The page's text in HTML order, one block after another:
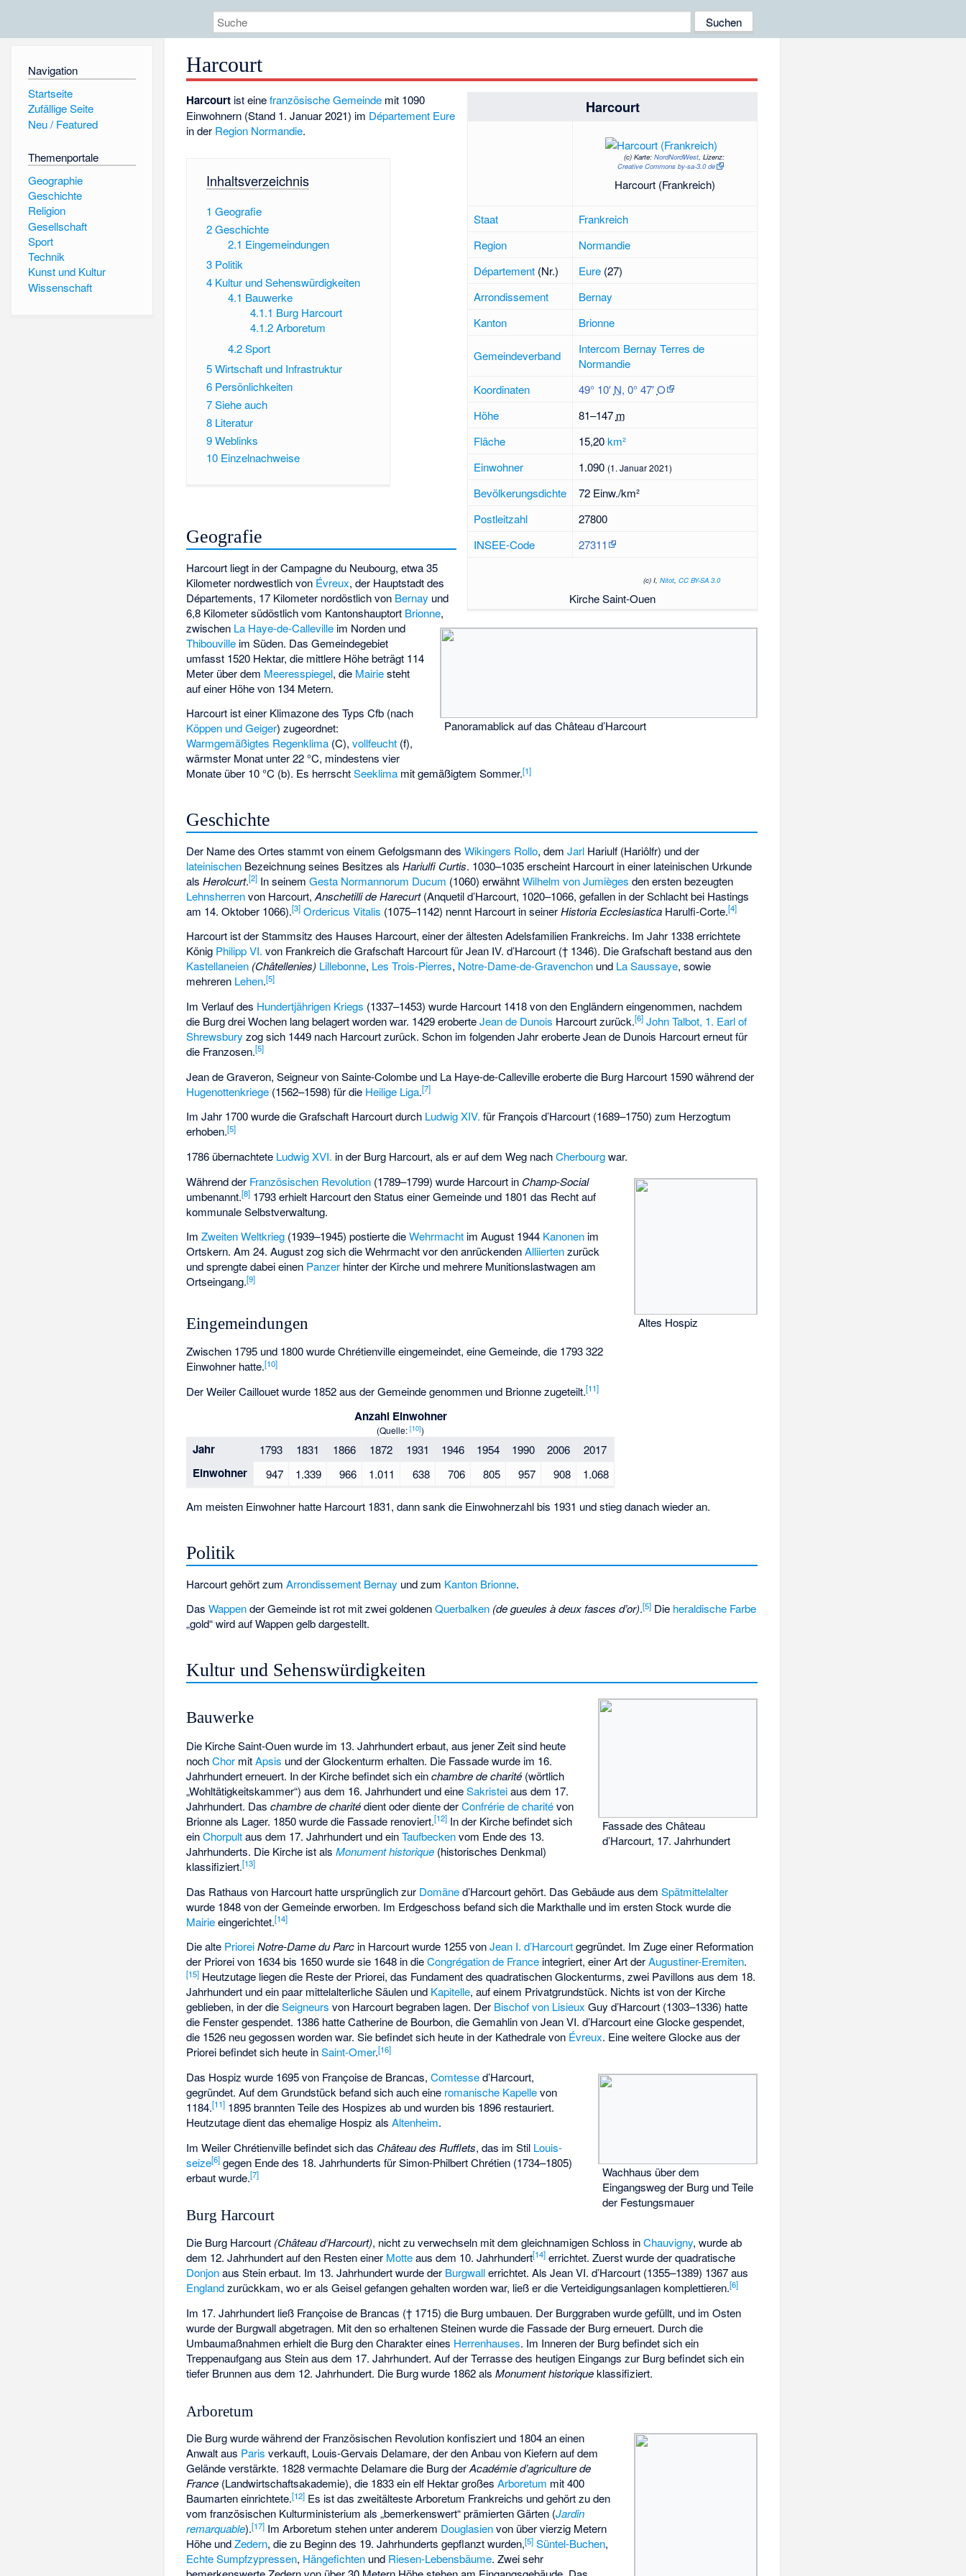
Navigation
Startseite
Zufällige Seite
Neu / Featured
Themenportale
Geographie
Geschichte
Religion
Gesellschaft
Sport
Technik
Kunst und Kultur
Wissenschaft
Harcourt
Harcourt
(c) Karte: NordNordWest, Lizenz:
Creative Commons by-sa-3.0 de
Harcourt (Frankreich)
Staat
Frankreich
Region
Normandie
Département(Nr.) Eure(27)
Arrondissement
Bernay
Kanton
Brionne
Gemeindeverband
Intercom Bernay Terres de
Normandie
Koordinaten
49° 10′ N, 0° 47′O
Höhe
81–147 m
Fläche
15,20km²
Einwohner
1.090 (1. Januar 2021)
Bevölkerungsdichte
72 Einw./km²
Postleitzahl
27800
INSEE-Code
27311
(c) I,Nitot,CC BY-SA 3.0
Kirche Saint-Ouen
Harcourt ist einefranzösische Gemeinde mit 1090
Einwohnern (Stand 1. Januar 2021) im Département Eure
in der Region Normandie.
Panoramablick auf das Château d’Harcourt
Inhaltsverzeichnis
1 Geografie
2Geschichte
2.1 Eingemeindungen
3 Politik
4 Kultur und Sehenswürdigkeiten
4.1 Bauwerke
4.1.1 Burg Harcourt
4.1.2 Arboretum
4.2 Sport
5Wirtschaft und Infrastruktur
6 Persönlichkeiten
7Siehe auch
8 Literatur
9Weblinks
10 Einzelnachweise
Geografie
Harcourt liegt in derCampagne du Neubourg, etwa 35
Kilometer nordwestlich von Évreux, der Hauptstadt des
Départements, 17 Kilometer nordöstlich von Bernay und
6,8 Kilometer südöstlich vom Kantonshauptort Brionne,
zwischen La Haye-de-Calleville im Norden und
Thibouville im Süden. Das Gemeindegebiet
umfasst 1520 Hektar, die mittlere Höhe beträgt 114
Meter über dem Meeresspiegel, die Mairiesteht
auf einer Höhe von 134 Metern.
Harcourt ist einer Klimazone des Typs Cfb (nach
Köppen und Geiger) zugeordnet:
Warmgemäßigtes Regenklima (C),vollfeucht (f),
wärmster Monat unter 22 °C, mindestens vier
Monate über 10 °C (b). Es herrschtSeeklima mit gemäßigtem Sommer.[1]
Geschichte
Der Name des Ortes stammt von einem Gefolgsmann desWikingers Rollo, demJarl Hariulf (Hariôlfr) und der
lateinischen Bezeichnung seines Besitzes alsHariulfi Curtis. 1030–1035 erscheint Harcourt in einer lateinischen Urkunde
alsHerolcurt.[2] In seinemGesta Normannorum Ducum (1060) erwähntWilhelm von Jumièges den ersten bezeugten
Lehnsherrenvon Harcourt,Anschetilli de Harecurt(Anquetil d’Harcourt, 1020–1066, gefallen in der Schlacht bei Hastings
am 14. Oktober 1066).[3] Ordericus Vitalis (1075–1142) nennt Harcourt in seinerHistoria Ecclesiastica Harulfi-Corte.[4]
Harcourt ist der Stammsitz des Hauses Harcourt, einer der ältesten Adelsfamilien Frankreichs. Im Jahr 1338 errichtete
König Philipp VI. von Frankreich die Grafschaft Harcourt fürJean IV. d’Harcourt († 1346). Die Grafschaft bestand aus den
Kastellaneien (Châtellenies) Lillebonne, Les Trois-Pierres, Notre-Dame-de-Gravenchon und La Saussaye, sowie
mehreren Lehen.[5]
Im Verlauf des Hundertjährigen Kriegs (1337–1453) wurde Harcourt 1418 von den Engländern eingenommen, nachdem
die Burg drei Wochen lang belagert worden war. 1429 eroberteJean de Dunois Harcourt zurück.[6] John Talbot, 1. Earl of
Shrewsbury zog sich 1449 nach Harcourt zurück. Schon im folgenden Jahr eroberte Jean de Dunois Harcourt erneut für
die Franzosen.[5]
Jean de Graveron, Seigneur von Sainte-Colombe und La Haye-de-Calleville eroberte die Burg Harcourt 1590 während der
Hugenottenkriege (1562–1598) für die Heilige Liga.[7]
Im Jahr 1700 wurde die Grafschaft Harcourt durch Ludwig XIV. für François d’Harcourt (1689–1750) zum Herzogtum
erhoben.[5]
1786 übernachtete Ludwig XVI. in der Burg Harcourt, als er auf dem Weg nachCherbourgwar.
Altes Hospiz
Während der Französischen Revolution (1789–1799) wurde Harcourt in Champ-Social
umbenannt.[8] 1793 erhielt Harcourt den Status einer Gemeinde und 1801 das Recht auf
kommunale Selbstverwaltung.
ImZweiten Weltkrieg (1939–1945) postierte dieWehrmacht im August 1944 Kanonen im
Ortskern. Am 24. August zog sich die Wehrmacht vor den anrückendenAlliiertenzurück
und sprengte dabei einen Panzer hinter der Kirche und mehrere Munitionslastwagen am
Ortseingang.[9]
Eingemeindungen
Zwischen 1795 und 1800 wurde Chrétienville eingemeindet, eine Gemeinde, die 1793 322
Einwohner hatte.[10]
Der Weiler Caillouet wurde 1852 aus der Gemeinde genommen und Brionne zugeteilt.[11]
Anzahl Einwohner
(Quelle:[10])
Jahr 1793 1831 1866 1872 1931 1946 1954 1990 2006 2017
Einwohner 947 1.339 966 1.011 638 706 805 957 908 1.068
Am meisten Einwohner hatte Harcourt 1831, dann sank die Einwohnerzahl bis 1931 und stieg danach wieder an.
Politik
Harcourt gehört zumArrondissement Bernay und zum Kanton Brionne.
DasWappender Gemeinde ist rot mit zwei goldenenQuerbalken (de gueules à deux fasces d’or).[5] Die heraldische Farbe
„gold“ wird auf Wappen gelb dargestellt.
Kultur und Sehenswürdigkeiten
Fassade des Château
d’Harcourt, 17. Jahrhundert
Bauwerke
Die Kirche Saint-Ouen wurde im 13. Jahrhundert erbaut, aus jener Zeit sind heute
nochChor mitApsis und der Glockenturm erhalten. Die Fassade wurde im 16.
Jahrhundert erneuert. In der Kirche befindet sich einchambre de charité(wörtlich
„Wohltätigkeitskammer“) aus dem 16. Jahrhundert und eineSakristeiaus dem 17.
Jahrhundert. Daschambre de charitédient oder diente derConfrérie de charitévon
Brionne als Lager. 1850 wurde die Fassade renoviert.[12] In der Kirche befindet sich
einChorpultaus dem 17. Jahrhundert und einTaufbeckenvom Ende des 13.
Jahrhunderts. Die Kirche ist alsMonument historique (historisches Denkmal)
klassifiziert.[13]
Das Rathaus von Harcourt hatte ursprünglich zur Domäned’Harcourt gehört. Das Gebäude aus demSpätmittelalter
wurde 1848 von der Gemeinde erworben. Im Erdgeschoss befand sich die Markthalle und im ersten Stock wurde die
Mairieeingerichtet.[14]
Die alte Priorei Notre-Dame du Parc in Harcourt wurde 1255 vonJean I. d’Harcourtgegründet. Im Zuge einer Reformation
der Priorei von 1634 bis 1650 wurde sie 1648 in dieCongrégation de France integriert, einer Art derAugustiner-Eremiten.
[15] Heutzutage liegen die Reste der Priorei, das Fundament des quadratischen Glockenturms, zwei Pavillons aus dem 18.
Jahrhundert und ein paar mittelalterliche Säulen und Kapitelle, auf einem Privatgrundstück. Nichts ist von der Kirche
geblieben, in der dieSeigneurs von Harcourt begraben lagen. Der Bischof von Lisieux Guy d’Harcourt (1303–1336) hatte
die Fenster gespendet. 1386 hatte Catherine de Bourbon, die Gemahlin vonJean VI. d’Harcourteine Glocke gespendet,
die 1526 neu gegossen worden war. Sie befindet sich heute in der Kathedrale von Évreux. Eine weitere Glocke aus der
Priorei befindet sich heute inSaint-Omer.[16]
Wachhaus über dem
Eingangsweg der Burg und Teile
der Festungsmauer
Das Hospiz wurde 1695 von Françoise de Brancas,Comtessed’Harcourt,
gegründet. Auf dem Grundstück befand sich auch eine romanische Kapellevon
1184.[11] 1895 brannten Teile des Hospizes ab und wurden bis 1896 restauriert.
Heutzutage dient das ehemalige Hospiz alsAltenheim.
Im Weiler Chrétienville befindet sich das Château des Rufflets, das im Stil Louis-
seize[6] gegen Ende des 18. Jahrhunderts für Simon-Philbert Chrétien (1734–1805)
erbaut wurde.[7]
Burg Harcourt
Die Burg Harcourt (Château d’Harcourt), nicht zu verwechseln mit dem gleichnamigen Schloss inChauvigny, wurde ab
dem 12. Jahrhundert auf den Resten einer Motteaus dem 10. Jahrhundert[14] errichtet. Zuerst wurde der quadratische
Donjonaus Stein erbaut. Im 13. Jahrhundert wurde der Burgwallerrichtet. Als Jean VI. d’Harcourt (1355–1389) 1367 aus
Englandzurückkam, wo er als Geisel gefangen gehalten worden war, ließ er die Verteidigungsanlagen komplettieren.[6]
Im 17. Jahrhundert ließ Françoise de Brancas († 1715) die Burg umbauen. Der Burggraben wurde gefüllt, und im Osten
wurde der Burgwall abgetragen. Mit den so erhaltenen Steinen wurde die Fassade der Burg erneuert. Durch die
Umbaumaßnahmen erhielt die Burg den Charakter eines Herrenhauses. Im Inneren der Burg befindet sich ein
Treppenaufgang aus Stein aus dem 17. Jahrhundert. Auf der Terrasse des heutigen Eingangs zur Burg befindet sich ein
tiefer Brunnen aus dem 12. Jahrhundert. Die Burg wurde 1862 alsMonument historiqueklassifiziert.
Arboretum
Die Burg wurde während der Französischen Revolution konfisziert und 1804 an einen
Anwalt aus Paris verkauft, Louis-Gervais Delamare, der den Anbau von Kiefern auf dem
Gelände verstärkte. 1828 vermachte Delamare die Burg derAcadémie d’agriculture de
France (Landwirtschaftsakademie), die 1833 ein elf Hektar großesArboretum mit 400
Baumarten einrichtete.[12] Es ist das zweitälteste Arboretum Frankreichs und gehört zu den
vom französischen Kulturministerium als „bemerkenswert“ prämierten Gärten (Jardin
remarquable).[17] Im Arboretum stehen unter anderem Douglasienvon über vierzig Metern
Höhe undZedern, die zu Beginn des 19. Jahrhunderts gepflanzt wurden,[5] Süntel-Buchen,
Echte Sumpfzypressen, Hängefichten und Riesen-Lebensbäume. Zwei sehr